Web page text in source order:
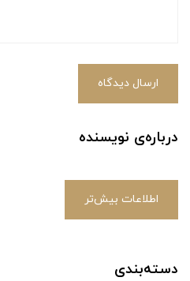
ارسال دیدگاه
درباره‌ی نویسنده
اطلاعات بیش‌تر
دسته‌بندی